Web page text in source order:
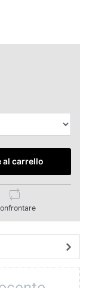
al carrello